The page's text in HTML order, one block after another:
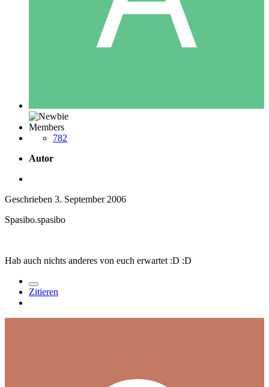
Members
782
Autor
Geschrieben 3. September 2006
Spasibo.spasibo
Hab auch nichts anderes von euch erwartet :D :D
Zitieren